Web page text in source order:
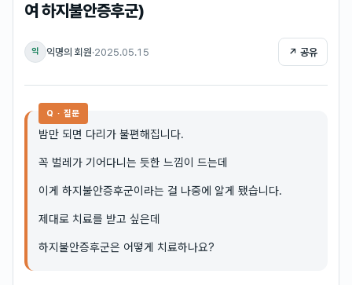
여 하지불안증후군)
익 익명의 회원·2025.05.15 ↗ 공유
Q · 질문
밤만 되면 다리가 불편해집니다.
꼭 벌레가 기어다니는 듯한 느낌이 드는데
이게 하지불안증후군이라는 걸 나중에 알게 됐습니다.
제대로 치료를 받고 싶은데
하지불안증후군은 어떻게 치료하나요?